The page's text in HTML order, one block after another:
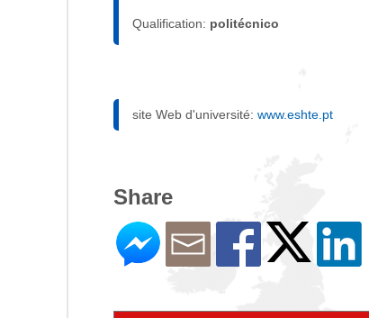
Qualification: politécnico
site Web d'université: www.eshte.pt
Share